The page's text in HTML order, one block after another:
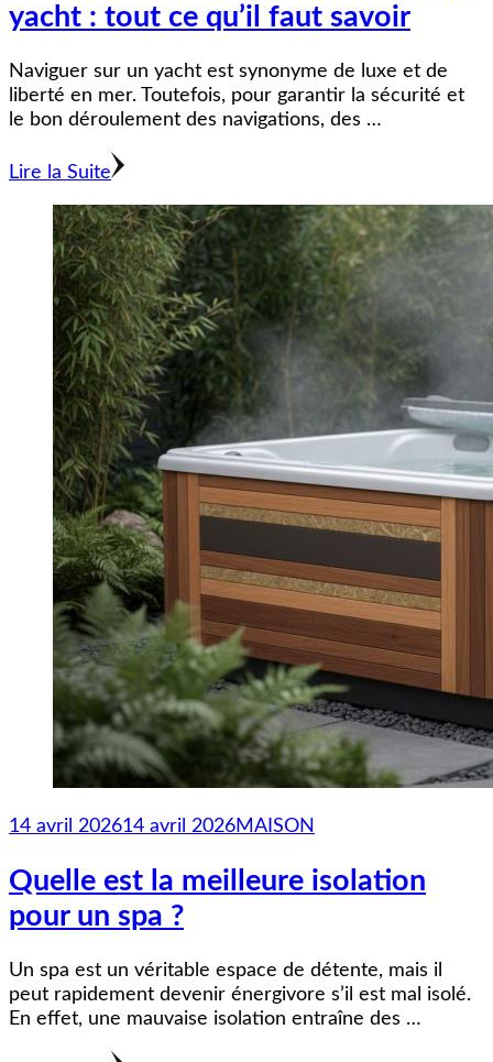
yacht : tout ce qu’il faut savoir
Naviguer sur un yacht est synonyme de luxe et de
liberté en mer. Toutefois, pour garantir la sécurité et
le bon déroulement des navigations, des …
Lire la Suite
14 avril 202614 avril 2026MAISON
Quelle est la meilleure isolation
pour un spa ?
Un spa est un véritable espace de détente, mais il
peut rapidement devenir énergivore s’il est mal isolé.
En effet, une mauvaise isolation entraîne des …